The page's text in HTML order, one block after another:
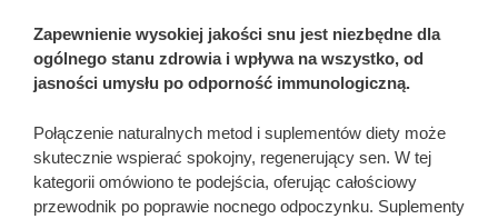
Zapewnienie wysokiej jakości snu jest niezbędne dla
ogólnego stanu zdrowia i wpływa na wszystko, od
jasności umysłu po odporność immunologiczną.
Połączenie naturalnych metod i suplementów diety może
skutecznie wspierać spokojny, regenerujący sen. W tej
kategorii omówiono te podejścia, oferując całościowy
przewodnik po poprawie nocnego odpoczynku. Suplementy